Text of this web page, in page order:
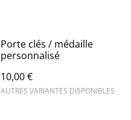
Porte clés / médaille
personnalisé
10,00 €
AUTRES VARIANTES DISPONIBLES